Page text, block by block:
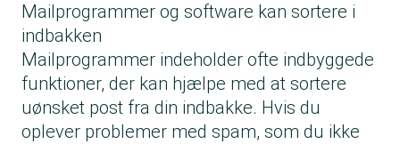
Mailprogrammer og software kan sortere i
indbakken
Mailprogrammer indeholder ofte indbyggede
funktioner, der kan hjælpe med at sortere
uønsket post fra din indbakke. Hvis du
oplever problemer med spam, som du ikke